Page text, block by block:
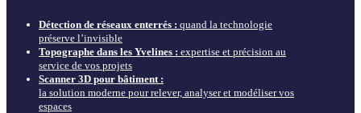
Détection de réseaux enterrés : quand la technologie
préserve l’invisible
Topographe dans les Yvelines : expertise et précision au
service de vos projets
Scanner 3D pour bâtiment :
la solution moderne pour relever, analyser et modéliser vos
espaces